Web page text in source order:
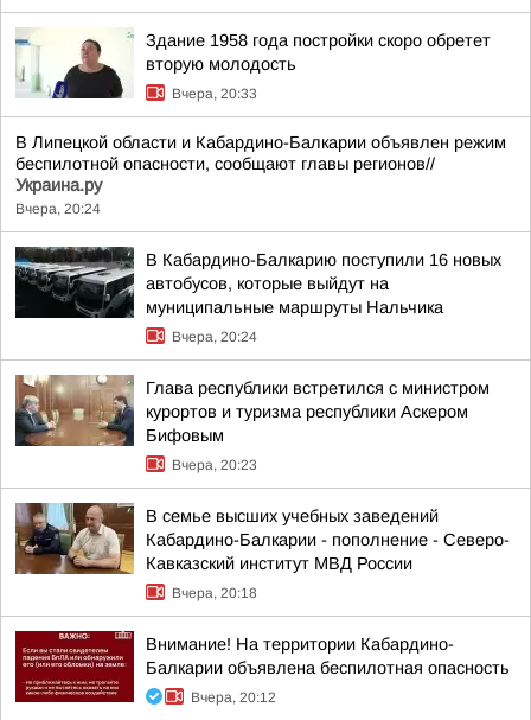
Здание 1958 года постройки скоро обретет
вторую молодость
Вчера, 20:33
В Липецкой области и Кабардино-Балкарии объявлен режим
беспилотной опасности, сообщают главы регионов//
Украина.ру
Вчера, 20:24
В Кабардино-Балкарию поступили 16 новых
автобусов, которые выйдут на
муниципальные маршруты Нальчика
Вчера, 20:24
Глава республики встретился с министром
курортов и туризма республики Аскером
Бифовым
Вчера, 20:23
В семье высших учебных заведений
Кабардино-Балкарии - пополнение - Северо-
Кавказский институт МВД России
Вчера, 20:18
Внимание! На территории Кабардино-
Балкарии объявлена беспилотная опасность
Вчера, 20:12